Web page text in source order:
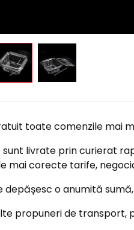
toate comenzile mai
livrate prin curierat
mai corecte tarife,
depășesc o anumită
propuneri de transport,